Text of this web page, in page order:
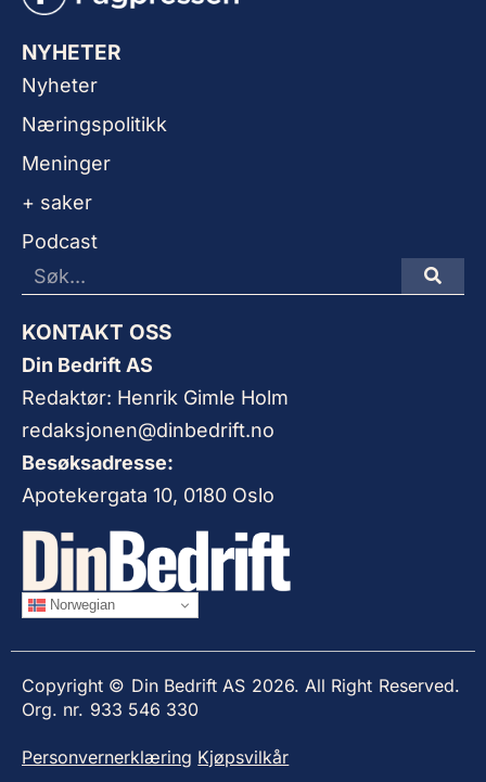
NYHETER
Nyheter
Næringspolitikk
Meninger
+ saker
Podcast
KONTAKT OSS
Din Bedrift AS
Redaktør: Henrik Gimle Holm
redaksjonen@dinbedrift.no
Besøksadresse:
Apotekergata 10, 0180 Oslo
Norwegian
Copyright © Din Bedrift AS 2026. All Right Reserved.
Org. nr. 933 546 330
Personvernerklæring Kjøpsvilkår